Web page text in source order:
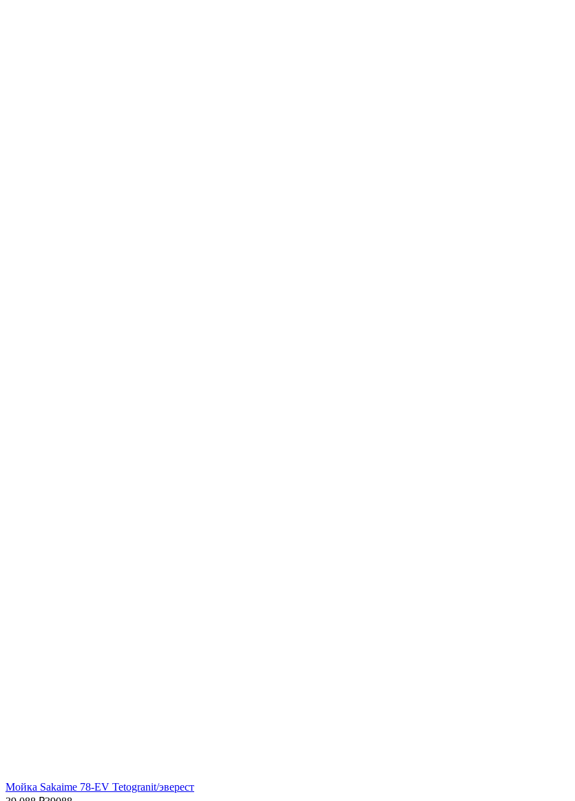
Мойка Sakaime 78-EV Tetogranit/эверест